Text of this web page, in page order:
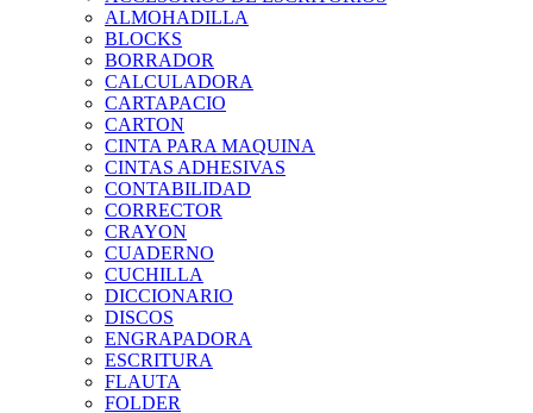
ALMOHADILLA
BLOCKS
BORRADOR
CALCULADORA
CARTAPACIO
CARTON
CINTA PARA MAQUINA
CINTAS ADHESIVAS
CONTABILIDAD
CORRECTOR
CRAYON
CUADERNO
CUCHILLA
DICCIONARIO
DISCOS
ENGRAPADORA
ESCRITURA
FLAUTA
FOLDER